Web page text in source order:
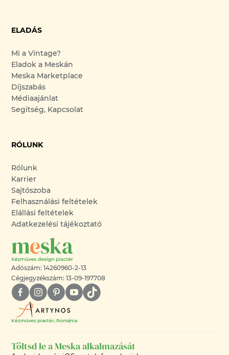
ELADÁS
Mi a Vintage?
Eladok a Meskán
Meska Marketplace
Díjszabás
Médiaajánlat
Segítség, Kapcsolat
RÓLUNK
Rólunk
Karrier
Sajtószoba
Felhasználási feltételek
Elállási feltételek
Adatkezelési tájékoztató
Adószám: 14260960-2-13
Cégjegyzékszám: 13-09-197708
Kézműves piactér, Románia
Töltsd le a Meska alkalmazását